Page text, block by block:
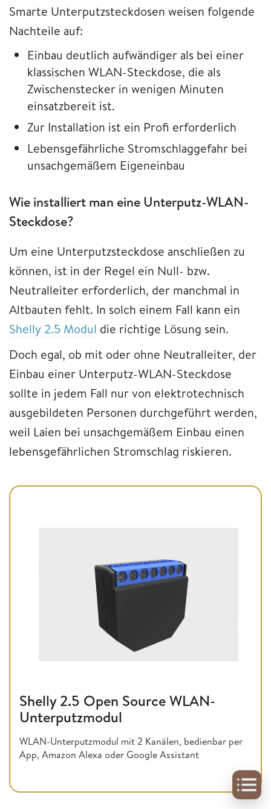
Smarte Unterputzsteckdosen weisen folgende
Nachteile auf:
Einbau deutlich aufwändiger als bei einer
klassischen WLAN-Steckdose, die als
Zwischenstecker in wenigen Minuten
einsatzbereit ist.
Zur Installation ist ein Profi erforderlich
Lebensgefährliche Stromschlaggefahr bei
unsachgemäßem Eigeneinbau
Wie installiert man eine Unterputz-WLAN-
Steckdose?
Um eine Unterputzsteckdose anschließen zu
können, ist in der Regel ein Null- bzw.
Neutralleiter erforderlich, der manchmal in
Altbauten fehlt. In solch einem Fall kann ein
Shelly 2.5 Modul die richtige Lösung sein.
Doch egal, ob mit oder ohne Neutralleiter, der
Einbau einer Unterputz-WLAN-Steckdose
sollte in jedem Fall nur von elektrotechnisch
ausgebildeten Personen durchgeführt werden,
weil Laien bei unsachgemäßem Einbau einen
lebensgefährlichen Stromschlag riskieren.
Shelly 2.5 Open Source WLAN-
Unterputzmodul
WLAN-Unterputzmodul mit 2 Kanälen, bedienbar per
App, Amazon Alexa oder Google Assistant